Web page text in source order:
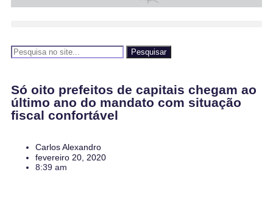
Pesquisar
Só oito prefeitos de capitais chegam ao
último ano do mandato com situação
fiscal confortável
Carlos Alexandro
fevereiro 20, 2020
8:39 am